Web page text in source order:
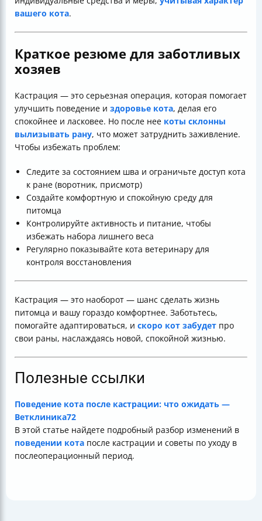
вашего кота.
Краткое резюме для заботливых
хозяев
Кастрация — это серьезная операция, которая помогает
улучшить поведение и здоровье кота, делая его
спокойнее и ласковее. Но после нее коты склонны
вылизывать рану, что может затруднить заживление.
Чтобы избежать проблем:
Следите за состоянием шва и ограничьте доступ кота
к ране (воротник, присмотр)
Создайте комфортную и спокойную среду для
питомца
Контролируйте активность и питание, чтобы
избежать набора лишнего веса
Регулярно показывайте кота ветеринару для
контроля восстановления
Кастрация — это наоборот — шанс сделать жизнь
питомца и вашу гораздо комфортнее. Заботьтесь,
помогайте адаптироваться, и скоро кот забудет про
свои раны, наслаждаясь новой, спокойной жизнью.
Полезные ссылки
Поведение кота после кастрации: что ожидать —
Ветклиника72
В этой статье найдете подробный разбор изменений в
поведении кота после кастрации и советы по уходу в
послеоперационный период.